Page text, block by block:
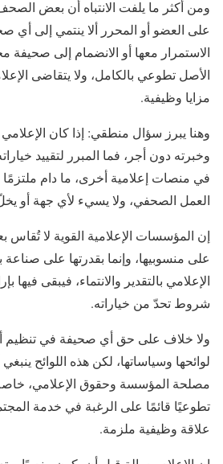
ومن أكثر ما يلفت الانتباه أن بعض
على العضو أو المحرر ألا ينتمي إلى أي
الاستمرار معها أو الانضمام إلى
الأصل تطوعي بالكامل، ولا يتقاضى
مزايا وظيفية.
وهنا يبرز سؤال منطقي: إذا كان
وخبرته دون أجر، فما المبرر لتقييد
في منصات إعلامية أخرى، ما دام ملتزمًا
العمل الصحفي، ولا يسيء لأي جهة أو يخلّ
إن المؤسسات الإعلامية القوية لا تُقاس
على منسوبيها، وإنما بقدرتها على صناعة
الإعلامي بالتقدير والانتماء، فيبقى فيها
شروط تحدّ من خياراته.
ولا خلاف على حق أي صحيفة في تنظيم
لوائحها وسياساتها، لكن هذه اللوائح
مصلحة المؤسسة وحقوق الإعلامي،
تطوعيًا قائمًا على الرغبة في خدمة
علاقة وظيفية ملزمة.